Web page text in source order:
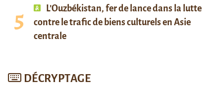
L’Ouzbékistan, fer de lance dans la lutte
contre le trafic de biens culturels en Asie
centrale
DÉCRYPTAGE